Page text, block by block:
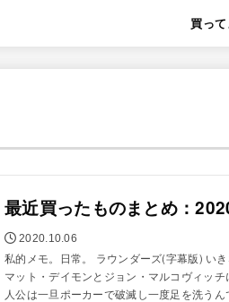
買っ
最近買ったものまとめ：
2020.10.06
私的メモ。日常。 ラウンダーズ(字幕版) いき
マット・デイモンとジョン・マルコヴィッ
人公は一旦ポーカーで破滅し一度足を洗う